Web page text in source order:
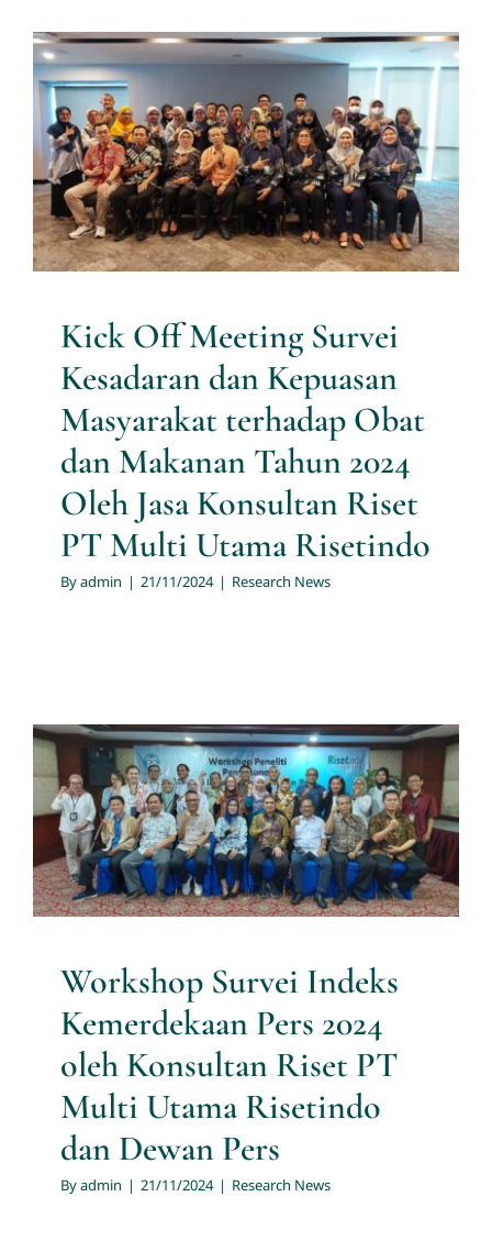
News
Contact us
Download
Kick Off Meeting Survei
Kesadaran dan Kepuasan
Masyarakat terhadap Obat
dan Makanan Tahun 2024
Oleh Jasa Konsultan Riset PT
Multi Utama Risetindo
Research News
Kick Off Meeting Survei
Kesadaran dan Kepuasan
Masyarakat terhadap Obat
dan Makanan Tahun 2024
Oleh Jasa Konsultan Riset
PT Multi Utama Risetindo
Byadmin | 21/11/2024 | Research News
Workshop Survei Indeks
Kemerdekaan Pers 2024 oleh
Konsultan Riset PT Multi
Utama Risetindo dan Dewan
Pers
Research News
Workshop Survei Indeks
Kemerdekaan Pers 2024
oleh Konsultan Riset PT
Multi Utama Risetindo
dan Dewan Pers
Byadmin | 21/11/2024 | Research News